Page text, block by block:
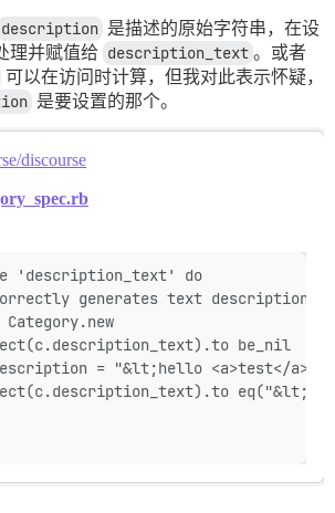
description 是描述的原始字符串，在设
理并赋值给 description_text 。或者
可以在访问时计算，但我对此表示怀疑，
是要设置的那个。
discourse
'description_text' do
generates text description
Category.new
be_nil
= "&lt;hello <a>test</a>."